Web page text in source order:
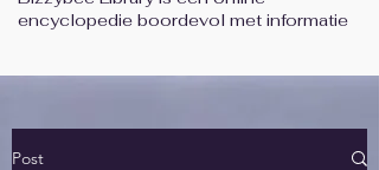
encyclopedie boordevol met informatie
Post